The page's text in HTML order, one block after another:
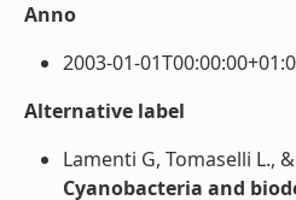
Anno
2003-01-
Alternative label
Lamenti G, Tomaselli L.,
Cyanobacteria and